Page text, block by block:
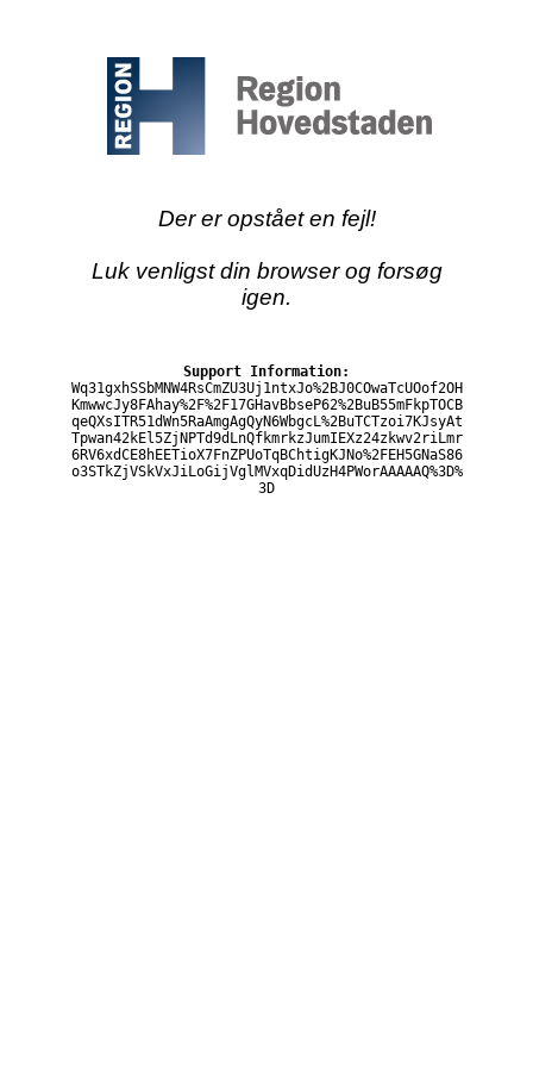
Der er opstået en fejl!
Luk venligst din browser og forsøg
igen.
Support Information:
Wq31gxhSSbMNW4RsCmZU3Uj1ntxJo%2BJ0COwaTcUOof2OH
KmwwcJy8FAhay%2F%2F17GHavBbseP62%2BuB55mFkpTOCB
qeQXsITR51dWn5RaAmgAgQyN6WbgcL%2BuTCTzoi7KJsyAt
Tpwan42kEl5ZjNPTd9dLnQfkmrkzJumIEXz24zkwv2riLmr
6RV6xdCE8hEETioX7FnZPUoTqBChtigKJNo%2FEH5GNaS86
o3STkZjVSkVxJiLoGijVglMVxqDidUzH4PWorAAAAAQ%3D%
3D